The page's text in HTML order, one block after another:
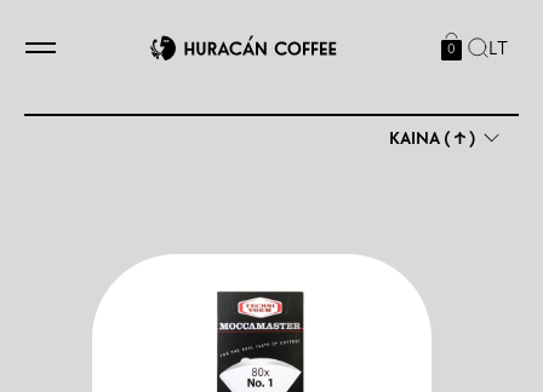
0 LT
KAINA (↑)